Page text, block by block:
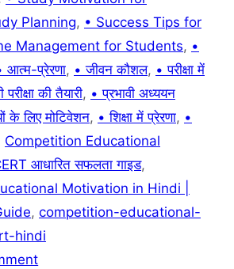
Planning, • Success Tips for
Management for Students, •
आत्म-प्रेरणा, • जीवन कौशल, • परीक्षा में
परीक्षा की तैयारी, • प्रभावी अध्ययन
के लिए मोटिवेशन, • शिक्षा में प्रेरणा, •
Competition Educational
आधारित सफलता गाइड,
Motivation in Hindi |
, competition-educational-
hindi